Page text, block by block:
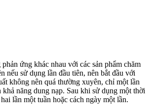
ứng khác nhau với các sản phẩm chăm
nếu sử dụng lần đầu tiên, nên bắt đầu với
không nên quá thường xuyên, chỉ một lần
khả năng dung nạp. Sau khi sử dụng một thời
lần một tuần hoặc cách ngày một lần.